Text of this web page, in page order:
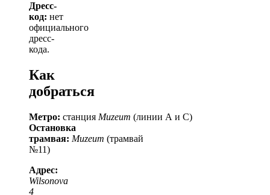
Дресс-
код: нет
официального
дресс-
кода.
Как
добраться
Метро: станция Muzeum (линии А и С)
Остановка
трамвая: Muzeum (трамвай
№11)
Адрес:
Wilsonova
4